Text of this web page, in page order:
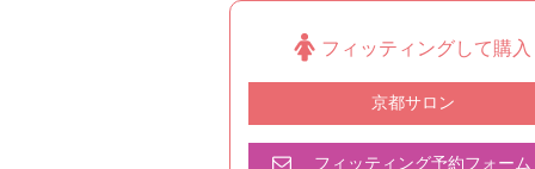
フィッティングして購入
京都サロン
フィッティング予約フォーム